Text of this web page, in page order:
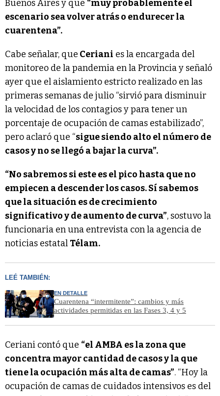
Buenos Aires y que “muy probablemente el
escenario sea volver atrás o endurecer la
cuarentena”.
Cabe señalar, que Ceriani es la encargada del
monitoreo de la pandemia en la Provincia y señaló
ayer que el aislamiento estricto realizado en las
primeras semanas de julio “sirvió para disminuir
la velocidad de los contagios y para tener un
porcentaje de ocupación de camas estabilizado”,
pero aclaró que “sigue siendo alto el número de
casos y no se llegó a bajar la curva”.
“No sabremos si este es el pico hasta que no
empiecen a descender los casos. Sí sabemos
que la situación es de crecimiento
significativo y de aumento de curva”, sostuvo la
funcionaria en una entrevista con la agencia de
noticias estatal Télam.
LEÉ TAMBIÉN:
EN DETALLE
Cuarentena “intermitente”: cambios y más
actividades permitidas en las Fases 3, 4 y 5
Ceriani contó que “el AMBA es la zona que
concentra mayor cantidad de casos y la que
tiene la ocupación más alta de camas”. “Hoy la
ocupación de camas de cuidados intensivos es del